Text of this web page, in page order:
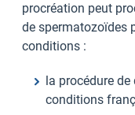
procréation peut
de spermatozoïdes
conditions :
la procédure de
conditions